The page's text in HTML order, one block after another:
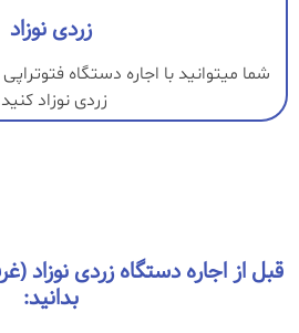
زردی نوزاد
شما میتوانید با اجاره دستگاه
زردی نوزاد
قبل از اجاره دستگاه زردی نوزاد
بدانید: